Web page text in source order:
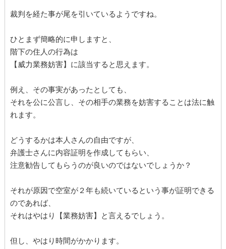
裁判を経た事が尾を引いているようですね。
ひとまず簡略的に申しますと、
階下の住人の行為は
【威力業務妨害】に該当すると思えます。
例え、その事実があったとしても、
それを公に公言し、その相手の業務を妨害することは法に触
れます。
どうするかは本人さんの自由ですが、
弁護士さんに内容証明を作成してもらい、
注意勧告してもらうのが良いのではないでしょうか？
それが原因で空室が２年も続いているという事が証明できる
のであれば、
それはやはり【業務妨害】と言えるでしょう。
但し、やはり時間がかかります。